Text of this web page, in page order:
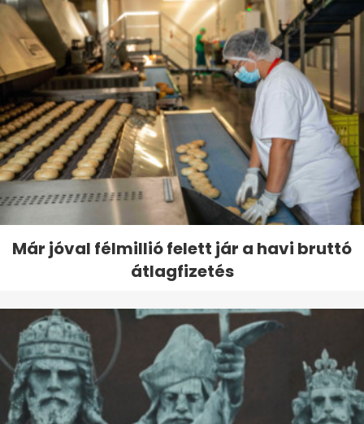
Már jóval félmillió felett jár a havi bruttó
átlagfizetés